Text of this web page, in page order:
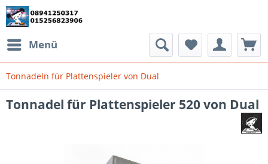
Menü
Tonnadeln für Plattenspieler von Dual
Tonnadel für Plattenspieler 520 von Dual